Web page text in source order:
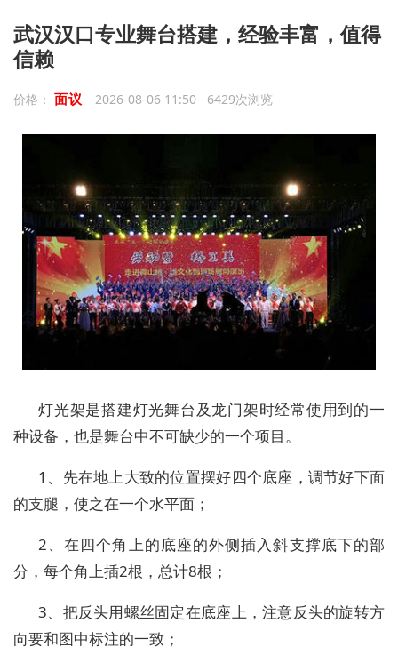
武汉汉口专业舞台搭建，经验丰富，值得
信赖
价格： 面议 2026-08-06 11:50 6429次浏览
灯光架是搭建灯光舞台及龙门架时经常使用到的一
种设备，也是舞台中不可缺少的一个项目。
1、先在地上大致的位置摆好四个底座，调节好下面
的支腿，使之在一个水平面；
2、在四个角上的底座的外侧插入斜支撑底下的部
分，每个角上插2根，总计8根；
3、把反头用螺丝固定在底座上，注意反头的旋转方
向要和图中标注的一致；